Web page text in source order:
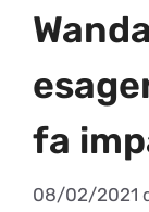
fa
08/02/2021